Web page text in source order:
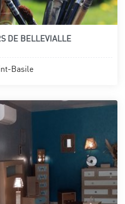
DE BELLEVIALLE
Basile